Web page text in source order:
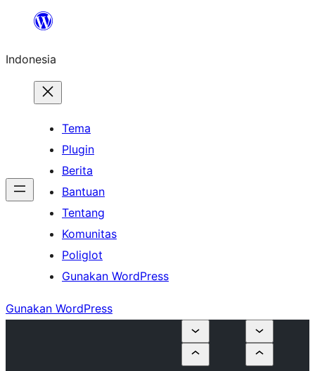
Lewati
konten
Indonesia
Tema
Plugin
Berita
Bantuan
Tentang
Komunitas
Poliglot
Gunakan WordPress
Gunakan WordPress